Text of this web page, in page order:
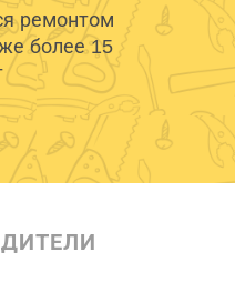
ремонтом
более 15